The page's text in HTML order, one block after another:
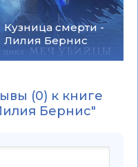
Кузница смерти -
Лилия Бернис
(0) к книге
Бернис"